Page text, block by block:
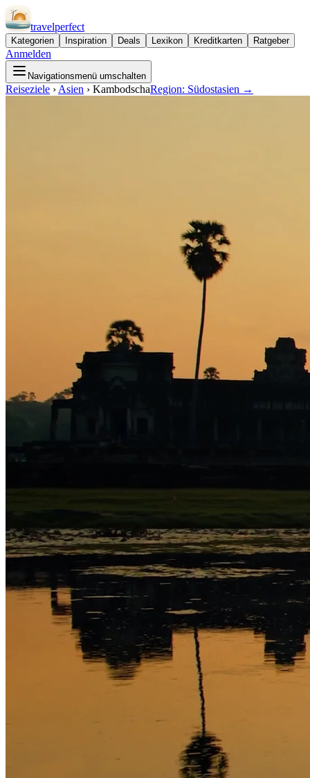
travelperfect
Kategorien Inspiration Deals Lexikon Kreditkarten Ratgeber
Anmelden
Navigationsmenü umschalten
Reiseziele › Asien › KambodschaRegion: Südostasien →